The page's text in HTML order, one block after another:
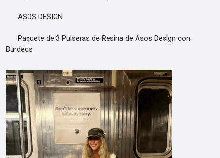
ASOS DESIGN
Paquete de 3 Pulseras de Resina de Asos Design con
Burdeos